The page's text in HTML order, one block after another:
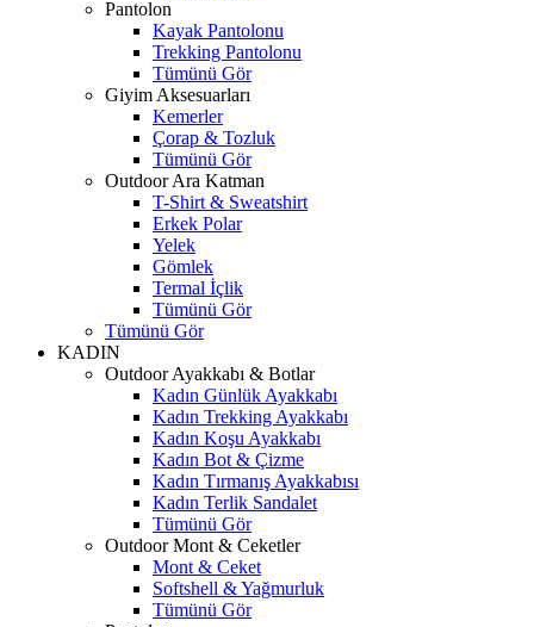
Pantolon
Kayak Pantolonu
Trekking Pantolonu
Tümünü Gör
Giyim Aksesuarları
Kemerler
Çorap & Tozluk
Tümünü Gör
Outdoor Ara Katman
T-Shirt & Sweatshirt
Erkek Polar
Yelek
Gömlek
Termal İçlik
Tümünü Gör
Tümünü Gör
KADIN
Outdoor Ayakkabı & Botlar
Kadın Günlük Ayakkabı
Kadın Trekking Ayakkabı
Kadın Koşu Ayakkabı
Kadın Bot & Çizme
Kadın Tırmanış Ayakkabısı
Kadın Terlik Sandalet
Tümünü Gör
Outdoor Mont & Ceketler
Mont & Ceket
Softshell & Yağmurluk
Tümünü Gör